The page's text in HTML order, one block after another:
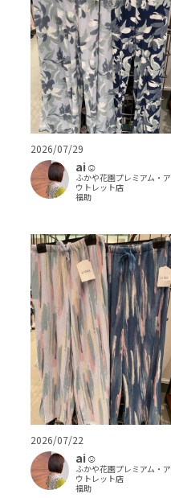
2026/07/29
ai‪‪☺︎‬
ふかや花園プレミアム・ア
ウトレット店
福助
2026/07/22
ai‪‪☺︎‬
ふかや花園プレミアム・ア
ウトレット店
福助